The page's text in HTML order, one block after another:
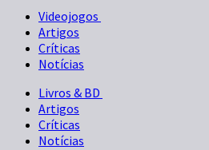
Videojogos
Artigos
Críticas
Notícias
Livros & BD
Artigos
Críticas
Notícias